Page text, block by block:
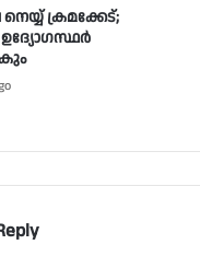
ക്രമക്കേട്;